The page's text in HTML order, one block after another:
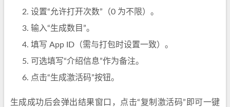
设置“允许打开次数”（0 为不限）。
输入“生成数目”。
填写 App ID（需与打包时设置一致）。
可选填写“介绍信息”作为备注。
点击“生成激活码”按钮。
生成成功后会弹出结果窗口，点击“复制激活码”即可一键